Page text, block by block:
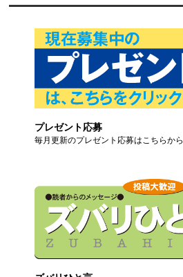
プレゼント応募
毎月更新のプレゼント応募はこちらから